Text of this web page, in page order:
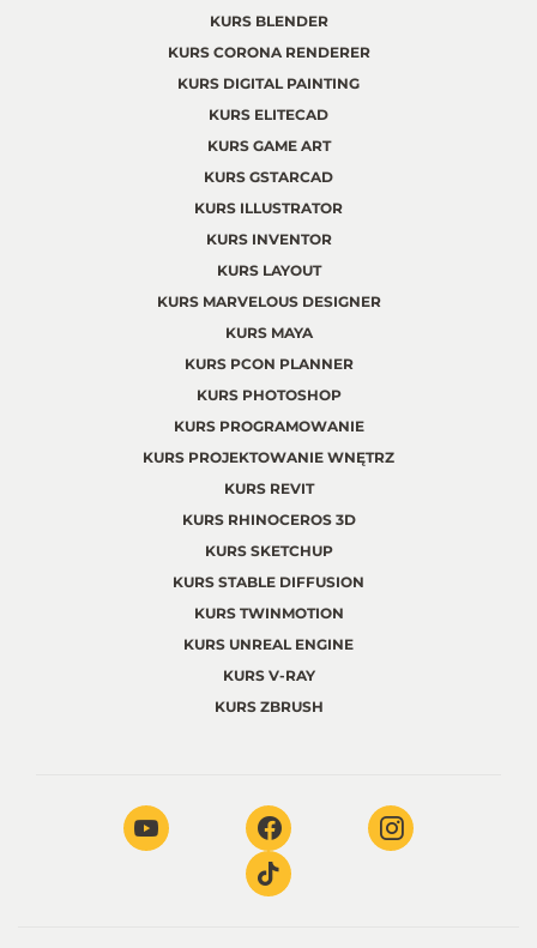
KURS BLENDER
KURS CORONA RENDERER
KURS DIGITAL PAINTING
KURS ELITECAD
KURS GAME ART
KURS GSTARCAD
KURS ILLUSTRATOR
KURS INVENTOR
KURS LAYOUT
KURS MARVELOUS DESIGNER
KURS MAYA
KURS PCON PLANNER
KURS PHOTOSHOP
KURS PROGRAMOWANIE
KURS PROJEKTOWANIE WNĘTRZ
KURS REVIT
KURS RHINOCEROS 3D
KURS SKETCHUP
KURS STABLE DIFFUSION
KURS TWINMOTION
KURS UNREAL ENGINE
KURS V-RAY
KURS ZBRUSH